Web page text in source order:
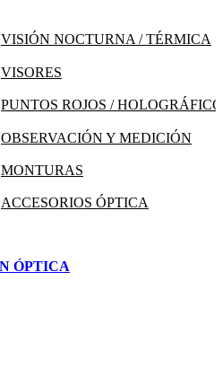
VISIÓN NOCTURNA / TÉRMICA
VISORES
PUNTOS ROJOS /
OBSERVACIÓN Y MEDICIÓN
MONTURAS
ACCESORIOS ÓPTICA
ÓPTICA